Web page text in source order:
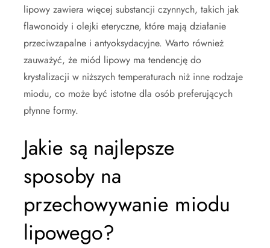
lipowy zawiera więcej substancji czynnych, takich jak
flawonoidy i olejki eteryczne, które mają działanie
przeciwzapalne i antyoksydacyjne. Warto również
zauważyć, że miód lipowy ma tendencję do
krystalizacji w niższych temperaturach niż inne rodzaje
miodu, co może być istotne dla osób preferujących
płynne formy.
Jakie są najlepsze
sposoby na
przechowywanie miodu
lipowego?